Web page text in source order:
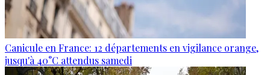
Canicule en France: 12 départements en vigilance orange,
jusqu'à 40°C attendus samedi